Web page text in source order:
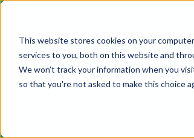
This website stores cookies on your
services to you, both on this website and
We won't track your information when you
so that you're not asked to make this choice